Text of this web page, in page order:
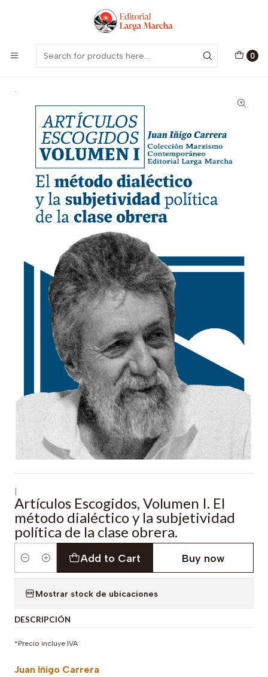
0
Encuentra nuestro catálogo aquí
Artículos Escogidos, Volumen I. El método dialéctico y la
subjetividad política de la clase obrera.
Artículos Escogidos, Volumen I. El
método dialéctico y la subjetividad
política de la clase obrera.
Quantity
Add to Cart Buy now
Mostrar stock de ubicaciones
DESCRIPCIÓN
*Precio incluye IVA
Juan Iñigo Carrera